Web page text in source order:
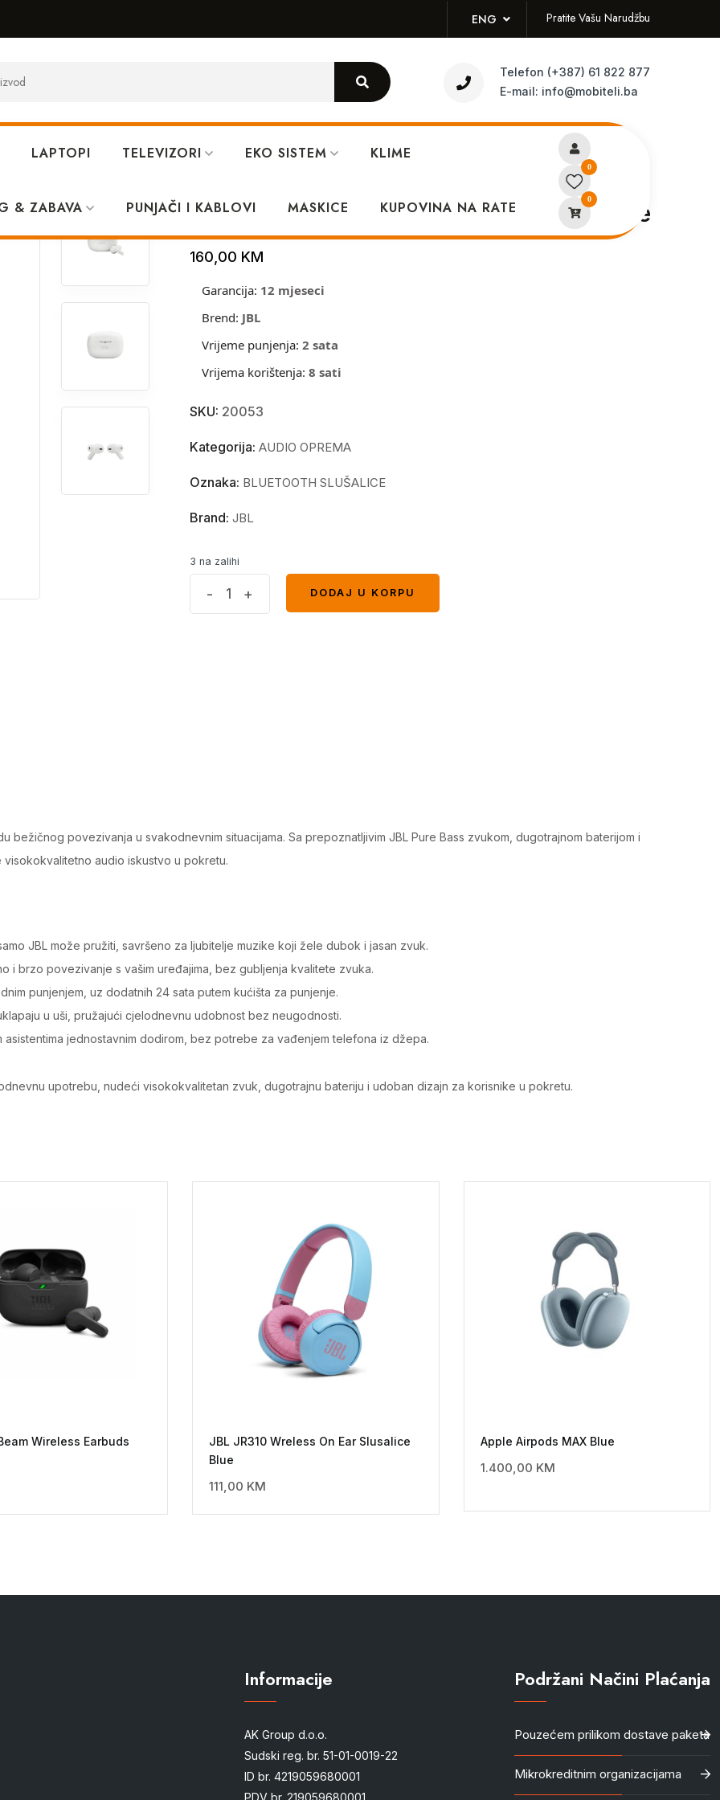
ENG Pratite Vašu Narudžbu
Telefon (+387) 61 822 877
E-mail: info@mobiteli.ba
LAPTOPI TELEVIZORI EKO SISTEM KLIME
& ZABAVA PUNJAČI I KABLOVI MASKICE KUPOVINA NA RATE
0
0
Earbuds White
JBL Wave Beam Wireless Earbuds White
160,00 KM
Garancija: 12 mjeseci
Brend: JBL
Vrijeme punjenja: 2 sata
Vrijema korištenja: 8 sati
SKU: 20053
Kategorija: AUDIO OPREMA
Oznaka: BLUETOOTH SLUŠALICE
Brand: JBL
3 na zalihi
- +
DODAJ U KORPU
bežičnog povezivanja u svakodnevnim situacijama. Sa prepoznatljivim JBL Pure Bass zvukom, dugotrajnom baterijom i
audio iskustvo u pokretu.
JBL može pružiti, savršeno za ljubitelje muzike koji žele dubok i jasan zvuk.
i brzo povezivanje s vašim uređajima, bez gubljenja kvalitete zvuka.
punjenjem, uz dodatnih 24 sata putem kućišta za punjenje.
u uši, pružajući cjelodnevnu udobnost bez neugodnosti.
jednostavnim dodirom, bez potrebe za vađenjem telefona iz džepa.
upotrebu, nudeći visokokvalitetan zvuk, dugotrajnu bateriju i udoban dizajn za korisnike u pokretu.
Wireless Earbuds
JBL JR310 Wreless On Ear Slusalice
Blue
111,00 KM
Apple Airpods MAX Blue
1.400,00 KM
Informacije
AK Group d.o.o.
Sudski reg. br. 51-01-0019-22
ID br. 4219059680001
PDV br. 219059680001
Podržani Načini Plaćanja
Pouzećem prilikom dostave paketa
Mikrokreditnim organizacijama